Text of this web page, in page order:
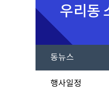
우리동
동뉴스
행사일정